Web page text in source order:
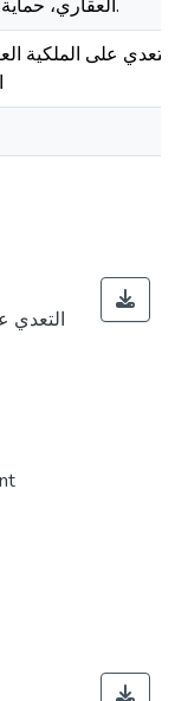
العقاري، حماية الـملكية العقارية.
التعدي على الملكية
التعدي